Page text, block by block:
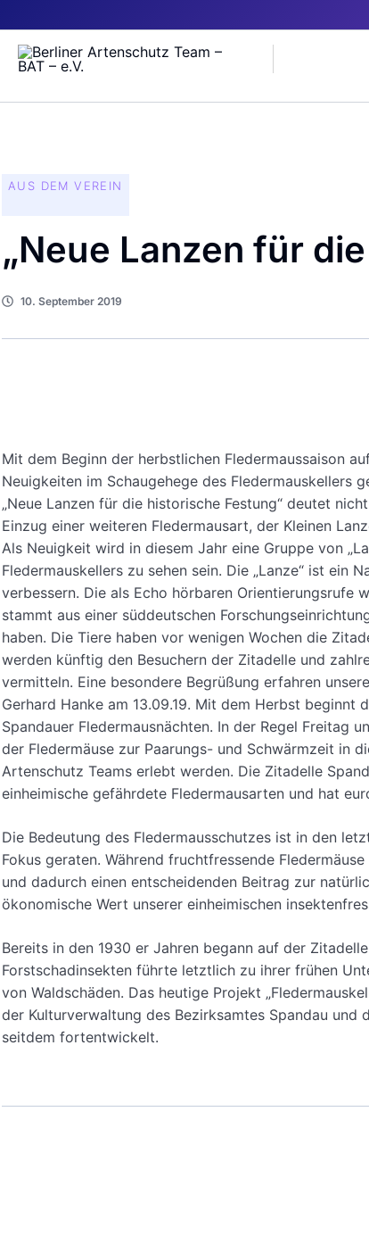
Inhalt
springen
AUS DEM VEREIN
„Neue Lanzen für
10. September 2019
Mit dem Beginn der herbstlichen Fledermaussaison
Neuigkeiten im Schaugehege des Fledermauskellers
„Neue Lanzen für die historische Festung“ deutet
Einzug einer weiteren Fledermausart, der Kleinen
Als Neuigkeit wird in diesem Jahr eine Gruppe von
Fledermauskellers zu sehen sein. Die „Lanze“ ist ein
verbessern. Die als Echo hörbaren Orientierungsrufe
stammt aus einer süddeutschen
haben. Die Tiere haben vor wenigen Wochen die
werden künftig den Besuchern der Zitadelle und
vermitteln. Eine besondere Begrüßung erfahren
Gerhard Hanke am 13.09.19. Mit dem Herbst
Spandauer Fledermausnächten. In der Regel Freitag
der Fledermäuse zur Paarungs- und Schwärmzeit in
Artenschutz Teams erlebt werden. Die Zitadelle
einheimische gefährdete Fledermausarten und hat
Die Bedeutung des Fledermausschutzes ist in den
Fokus geraten. Während fruchtfressende
und dadurch einen entscheidenden Beitrag zur
ökonomische Wert unserer einheimischen
Bereits in den 1930 er Jahren begann auf der
Forstschadinsekten führte letztlich zu ihrer frühen
von Waldschäden. Das heutige Projekt
der Kulturverwaltung des Bezirksamtes Spandau und
seitdem fortentwickelt.